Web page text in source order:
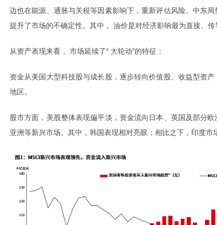
边也在能源、通胀与关税等因素影响下，重新评估风险。中东
提升了市场的不确定性。其中， 油价是对经济影响最为直接、
从资产表现来看， 市场延续了“ 大轮动”的特征：
资金从美国大型科技股与成长股，逐步转向价值股、收益型资
地区。
股市方面，美股整体表现偏平淡，资金流向日本、英国及部分
亚洲等新兴市场。其中，韩国表现相对亮眼；相比之下，印度市